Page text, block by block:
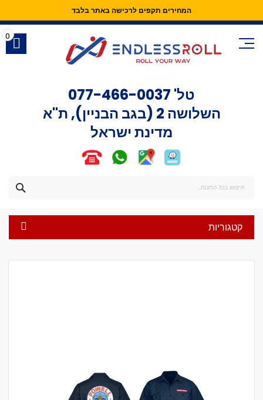
המחירים תקפים לרכישה באתר בלבד
Skip
Content
טל' 077-466-0037
השלושה 2 (בגב הבניין), ת"א
מדינת ישראל
0
קטגוריות